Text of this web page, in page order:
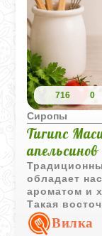
716 0
Сиропы
Turunc
апельсинов
обладает
ароматом и
Такая
сочетается
Вилка